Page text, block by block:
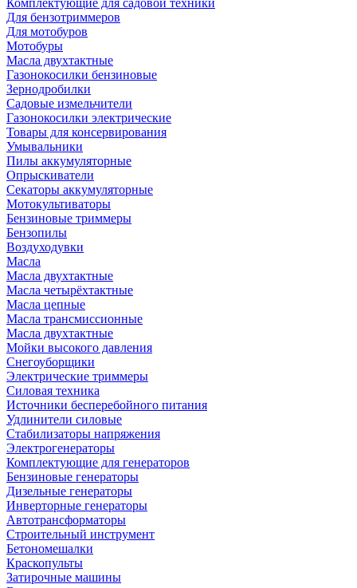
Комплектующие для садовой техники
Для бензотриммеров
Для мотобуров
Мотобуры
Масла двухтактные
Газонокосилки бензиновые
Зернодробилки
Садовые измельчители
Газонокосилки электрические
Товары для консервирования
Умывальники
Пилы аккумуляторные
Опрыскиватели
Секаторы аккумуляторные
Мотокультиваторы
Бензиновые триммеры
Бензопилы
Воздуходувки
Масла
Масла двухтактные
Масла четырёхтактные
Масла цепные
Масла трансмиссионные
Масла двухтактные
Мойки высокого давления
Снегоуборщики
Электрические триммеры
Силовая техника
Источники бесперебойного питания
Удлинители силовые
Стабилизаторы напряжения
Электрогенераторы
Комплектующие для генераторов
Бензиновые генераторы
Дизельные генераторы
Инверторные генераторы
Автотрансформаторы
Строительный инструмент
Бетономешалки
Краскопульты
Затирочные машины